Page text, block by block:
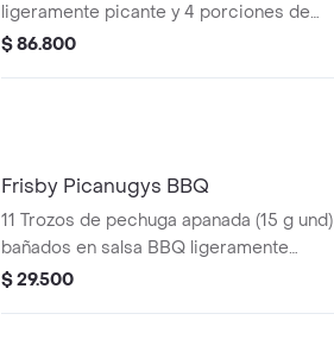
ligeramente picante y 4 porciones de
papas a la francesa mediana (60 g und)
$ 86.800
Frisby Picanugys BBQ
11 Trozos de pechuga apanada (15 g und)
bañados en salsa BBQ ligeramente
picante, papas a la francesa mediana (60
$ 29.500